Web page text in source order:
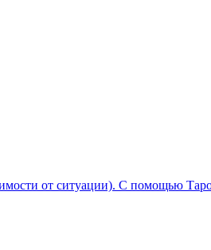
от ситуации). С помощью